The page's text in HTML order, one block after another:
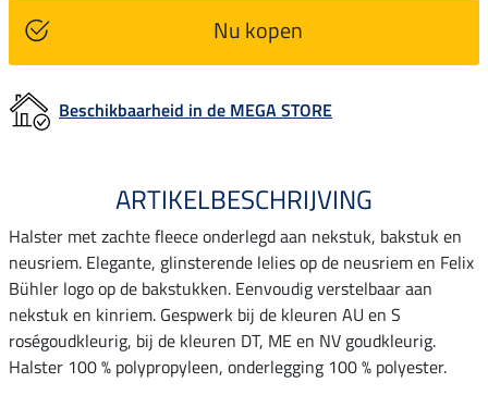
Nu kopen
Beschikbaarheid in de MEGA STORE
ARTIKELBESCHRIJVING
Halster met zachte fleece onderlegd aan nekstuk, bakstuk en
neusriem. Elegante, glinsterende lelies op de neusriem en Felix
Bühler logo op de bakstukken. Eenvoudig verstelbaar aan
nekstuk en kinriem. Gespwerk bij de kleuren AU en S
roségoudkleurig, bij de kleuren DT, ME en NV goudkleurig.
Halster 100 % polypropyleen, onderlegging 100 % polyester.